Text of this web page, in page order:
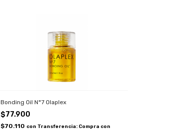
Bonding Oil N°7 Olaplex
$77.900
$70.110 con Transferencia: Compra con